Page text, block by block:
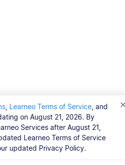
Learneo Terms of Service , and
on August 21, 2026. By
Services after August 21,
Learneo Terms of Service
updated Privacy Policy.